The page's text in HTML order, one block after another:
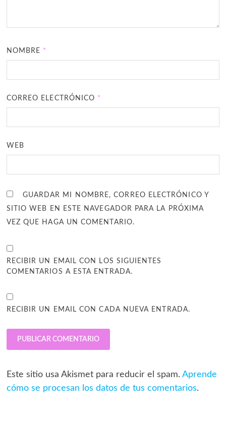
NOMBRE *
CORREO ELECTRÓNICO *
WEB
GUARDAR MI NOMBRE, CORREO ELECTRÓNICO Y
SITIO WEB EN ESTE NAVEGADOR PARA LA PRÓXIMA
VEZ QUE HAGA UN COMENTARIO.
RECIBIR UN EMAIL CON LOS SIGUIENTES
COMENTARIOS A ESTA ENTRADA.
RECIBIR UN EMAIL CON CADA NUEVA ENTRADA.
Este sitio usa Akismet para reducir el spam. Aprende
cómo se procesan los datos de tus comentarios.